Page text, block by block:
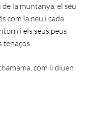
la muntanya, el seu
com la neu i cada
i els seus peus
tenaços.
com li diuen